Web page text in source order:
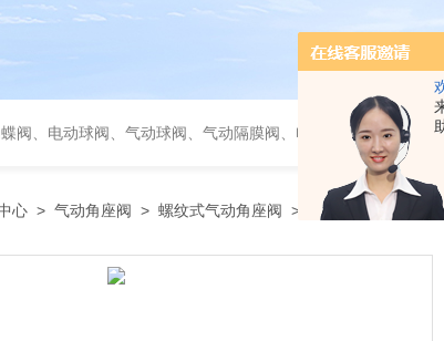
阀、电动球阀、气动球阀、气动隔膜阀、电磁阀、调节阀、气
心 > 气动角座阀 > 螺纹式气动角座阀 > 不锈钢蒸汽气动角座